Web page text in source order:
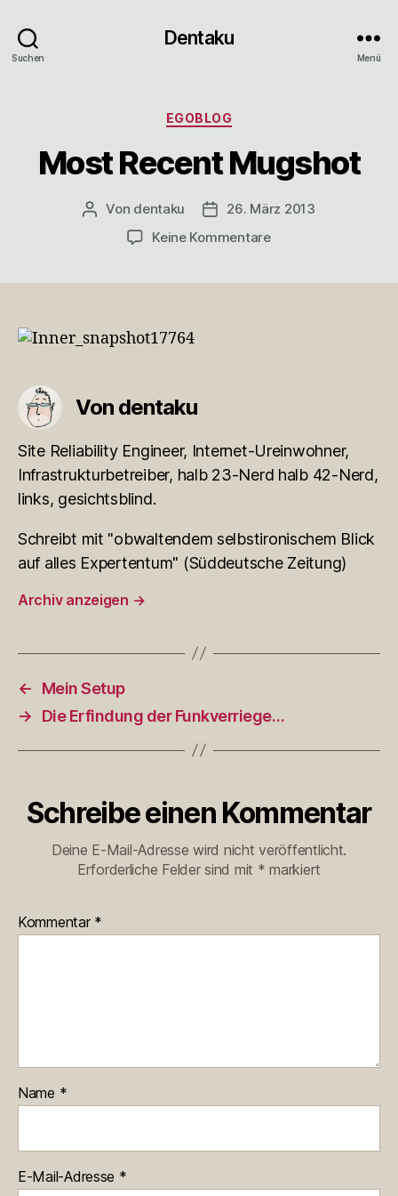
Suchen
Dentaku
Menü
Kategorien
EGOBLOG
Most Recent Mugshot
Beitragsautor
Von dentaku Veröffentlichungsdatum
26. März 2013
Keine Kommentarezu
Von dentaku
Site Reliability Engineer, Internet-Ureinwohner,
Infrastrukturbetreiber, halb 23-Nerd halb 42-Nerd,
links, gesichtsblind.
Schreibt mit "obwaltendem selbstironischem Blick
auf alles Expertentum" (Süddeutsche Zeitung)
Archiv anzeigen →
←
Mein Setup
→
Die Erfindung der Funkverriege…
Schreibe einen Kommentar
Deine E-Mail-Adresse wird nicht veröffentlicht.
Erforderliche Felder sind mit * markiert
Kommentar *
Name *
E-Mail-Adresse *